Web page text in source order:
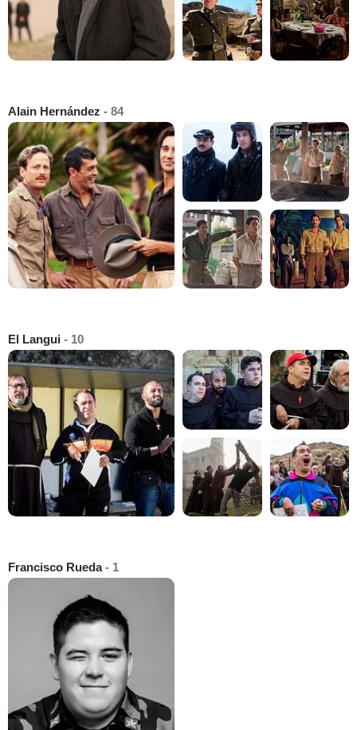
Alain Hernández - 84
El Langui - 10
Francisco Rueda- 1